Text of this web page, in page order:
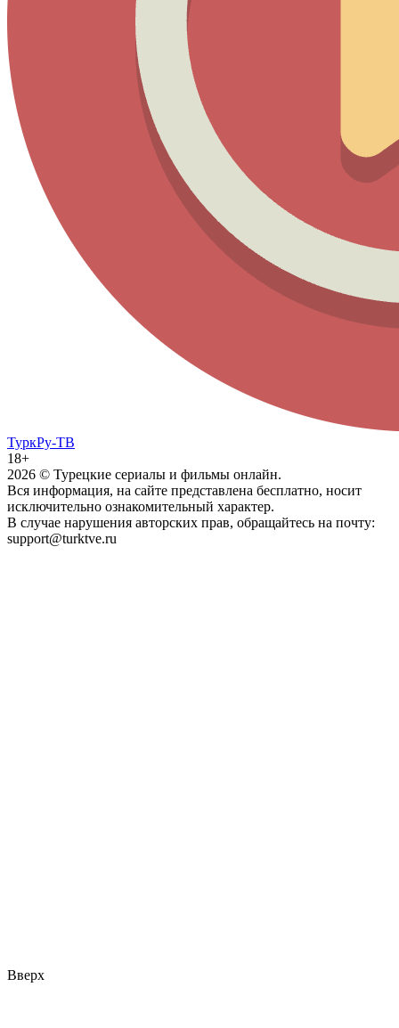
ТуркРу-ТВ
18+
2026 © Турецкие сериалы и фильмы онлайн.
Вся информация, на сайте представлена бесплатно, носит
исключительно ознакомительный характер.
В случае нарушения авторских прав, обращайтесь на почту:
support@turktve.ru
Вверх